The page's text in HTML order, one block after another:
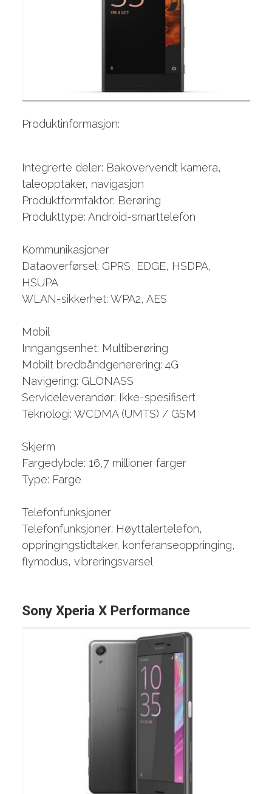
Produktinformasjon:
Integrerte deler: Bakovervendt kamera,
taleopptaker, navigasjon
Produktformfaktor: Berøring
Produkttype: Android-smarttelefon
Kommunikasjoner
Dataoverførsel: GPRS, EDGE, HSDPA,
HSUPA
WLAN-sikkerhet: WPA2, AES
Mobil
Inngangsenhet: Multiberøring
Mobilt bredbåndgenerering: 4G
Navigering: GLONASS
Serviceleverandør: Ikke-spesifisert
Teknologi: WCDMA (UMTS) / GSM
Skjerm
Fargedybde: 16,7 millioner farger
Type: Farge
Telefonfunksjoner
Telefonfunksjoner: Høyttalertelefon,
oppringingstidtaker, konferanseoppringing,
flymodus, vibreringsvarsel
Sony Xperia X Performance